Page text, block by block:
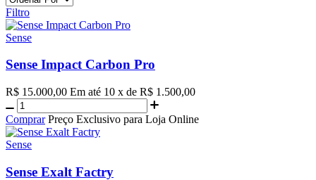
Filtro
Sense
Sense Impact Carbon Pro
R$ 15.000,00 Em até 10 x de R$ 1.500,00
Comprar Preço Exclusivo para Loja Online
Sense
Sense Exalt Factry